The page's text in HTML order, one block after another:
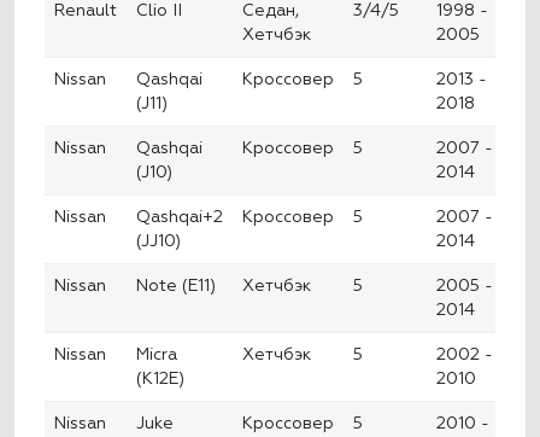
Renault Clio II
Седан,
Хетчбэк
3/4/5
1998 -
2005
Nissan
Qashqai
(J11)
Кроссовер 5
2013 -
2018
Nissan
Qashqai
(J10)
Кроссовер 5
2007 -
2014
Nissan
Qashqai+2
(JJ10)
Кроссовер 5
2007 -
2014
Nissan Note (E11) Хетчбэк 5
2005 -
2014
Nissan
Micra
(K12E)
Хетчбэк 5
2002 -
2010
Nissan Juke Кроссовер 5
2010 -